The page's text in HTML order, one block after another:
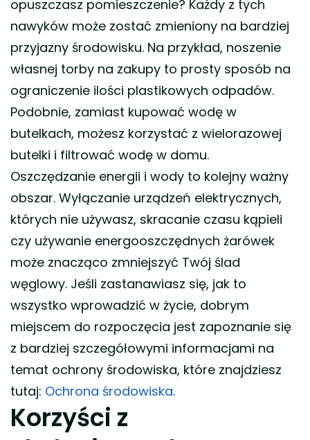
opuszczasz pomieszczenie? Każdy z tych
nawyków może zostać zmieniony na bardziej
przyjazny środowisku. Na przykład, noszenie
własnej torby na zakupy to prosty sposób na
ograniczenie ilości plastikowych odpadów.
Podobnie, zamiast kupować wodę w
butelkach, możesz korzystać z wielorazowej
butelki i filtrować wodę w domu.
Oszczędzanie energii i wody to kolejny ważny
obszar. Wyłączanie urządzeń elektrycznych,
których nie używasz, skracanie czasu kąpieli
czy używanie energooszczędnych żarówek
może znacząco zmniejszyć Twój ślad
węglowy. Jeśli zastanawiasz się, jak to
wszystko wprowadzić w życie, dobrym
miejscem do rozpoczęcia jest zapoznanie się
z bardziej szczegółowymi informacjami na
temat ochrony środowiska, które znajdziesz
tutaj: Ochrona środowiska.
Korzyści z